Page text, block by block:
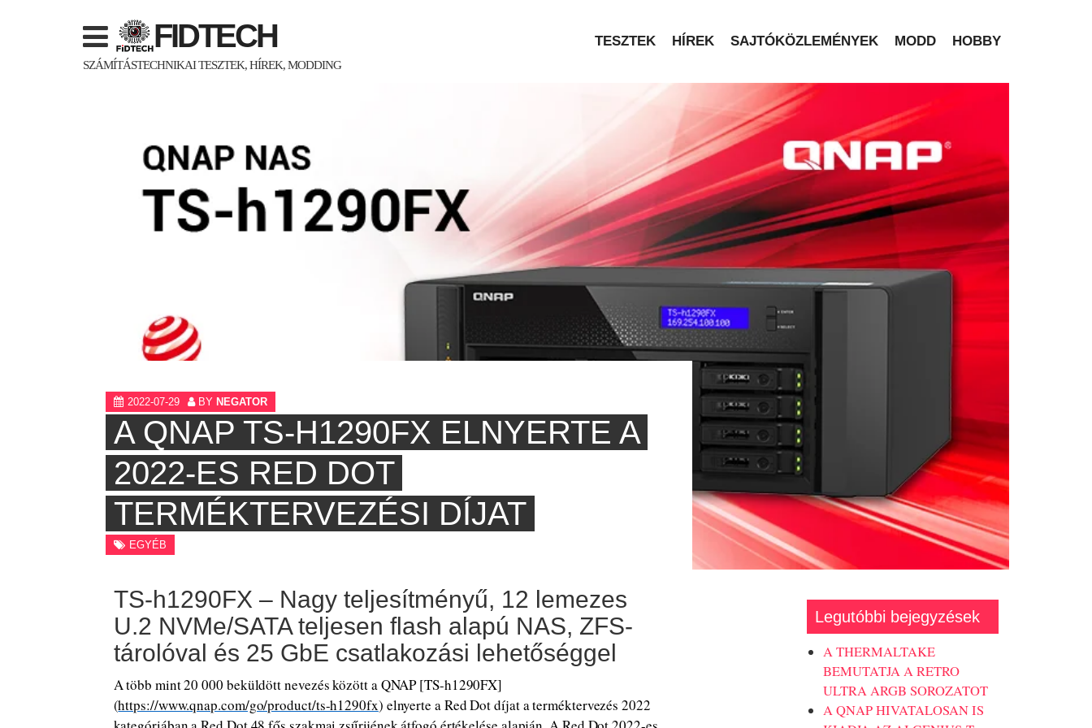
FIDTECH
SZÁMÍTÁSTECHNIKAI TESZTEK, HÍREK, MODDING
TESZTEK HÍREK SAJTÓKÖZLEMÉNYEK MODD HOBBY
2022-07-29 BY NEGATOR
A QNAP TS-H1290FX ELNYERTE A
2022-ES RED DOT
TERMÉKTERVEZÉSI DÍJAT
EGYÉB
TS-h1290FX – Nagy teljesítményű, 12 lemezes
U.2 NVMe/SATA teljesen flash alapú NAS, ZFS-
tárolóval és 25 GbE csatlakozási lehetőséggel
A több mint 20 000 beküldött nevezés között a QNAP [TS-h1290FX]
(https://www.qnap.com/go/product/ts-h1290fx) elnyerte a Red Dot díjat a terméktervezés 2022
Legutóbbi bejegyzések
A THERMALTAKE
BEMUTATJA A RETRO
ULTRA ARGB SOROZATOT
A QNAP HIVATALOSAN IS